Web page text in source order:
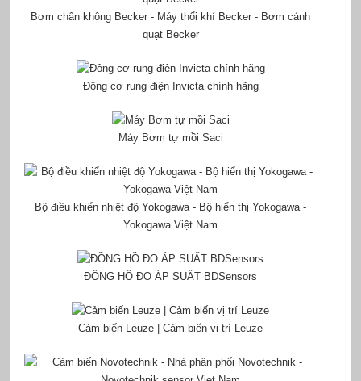
Bơm chân không Becker - Máy thổi khí Becker - Bơm cánh
quạt Becker
Động cơ rung điện Invicta chính hãng
Máy Bơm tự mồi Saci
Bộ điều khiển nhiệt độ Yokogawa - Bộ hiển thị Yokogawa -
Yokogawa Việt Nam
ĐỒNG HỒ ĐO ÁP SUẤT BDSensors
Cảm biến Leuze | Cảm biến vị trí Leuze